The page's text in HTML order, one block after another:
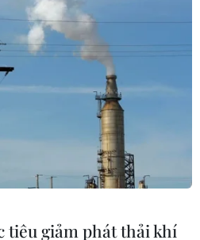
tích cực từ
tại Congo
làm chủ tối
tiêu giảm phát thải khí